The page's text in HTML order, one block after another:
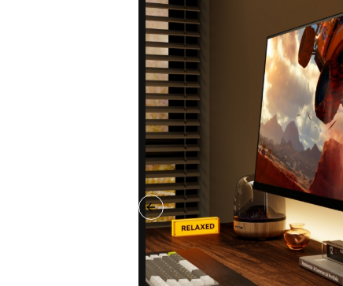
Previous slide